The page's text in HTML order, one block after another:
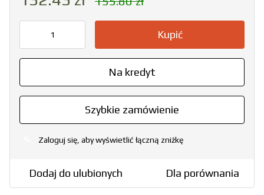
Kupić
Na kredyt
Szybkie zamówienie
Zaloguj się, aby wyświetlić łączną zniżkę
Dodaj do ulubionych Dla porównania